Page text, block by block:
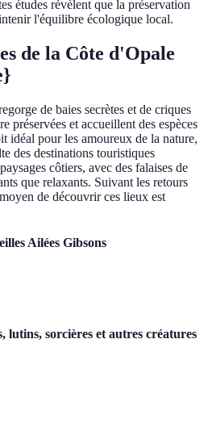
études révèlent que la préservation
l'équilibre écologique local.
de la Côte d'Opale
de baies secrètes et de criques
préservées et accueillent des espèces
idéal pour les amoureux de la nature,
des destinations touristiques
côtiers, avec des falaises de
que relaxants. Suivant les retours
de découvrir ces lieux est
Ailées Gibsons
lutins, sorcières et autres créatures